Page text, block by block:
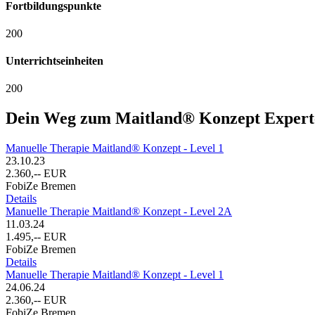
Fortbildungspunkte
200
Unterrichtseinheiten
200
Dein Weg zum Maitland® Konzept
Manuelle Therapie Maitland® Konzept - Level 1
23.10.23
2.360,-- EUR
FobiZe Bremen
Details
Manuelle Therapie Maitland® Konzept - Level 2A
11.03.24
1.495,-- EUR
FobiZe Bremen
Details
Manuelle Therapie Maitland® Konzept - Level 1
24.06.24
2.360,-- EUR